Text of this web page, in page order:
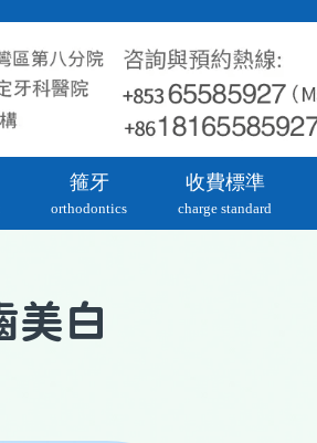
箍牙
orthodontics
收費標準
charge standard
美白